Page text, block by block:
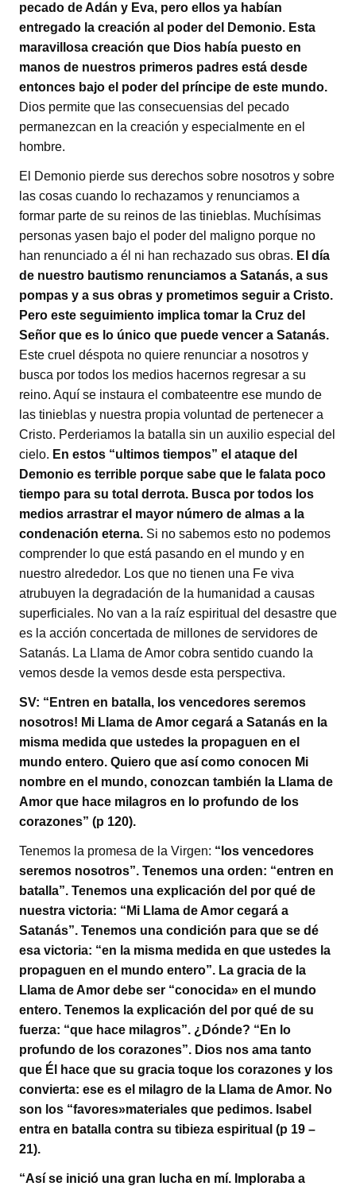
pecado de Adán y Eva, pero ellos ya habían
entregado la creación al poder del Demonio. Esta
maravillosa creación que Dios había puesto en
manos de nuestros primeros padres está desde
entonces bajo el poder del príncipe de este mundo.
Dios permite que las consecuensias del pecado
permanezcan en la creación y especialmente en el
hombre.
El Demonio pierde sus derechos sobre nosotros y sobre
las cosas cuando lo rechazamos y renunciamos a
formar parte de su reinos de las tinieblas. Muchísimas
personas yasen bajo el poder del maligno porque no
han renunciado a él ni han rechazado sus obras. El día
de nuestro bautismo renunciamos a Satanás, a sus
pompas y a sus obras y prometimos seguir a Cristo.
Pero este seguimiento implica tomar la Cruz del
Señor que es lo único que puede vencer a Satanás.
Este cruel déspota no quiere renunciar a nosotros y
busca por todos los medios hacernos regresar a su
reino. Aquí se instaura el combateentre ese mundo de
las tinieblas y nuestra propia voluntad de pertenecer a
Cristo. Perderiamos la batalla sin un auxilio especial del
cielo. En estos “ultimos tiempos” el ataque del
Demonio es terrible porque sabe que le falata poco
tiempo para su total derrota. Busca por todos los
medios arrastrar el mayor número de almas a la
condenación eterna. Si no sabemos esto no podemos
comprender lo que está pasando en el mundo y en
nuestro alrededor. Los que no tienen una Fe viva
atrubuyen la degradación de la humanidad a causas
superficiales. No van a la raíz espiritual del desastre que
es la acción concertada de millones de servidores de
Satanás. La Llama de Amor cobra sentido cuando la
vemos desde la vemos desde esta perspectiva.
SV: “Entren en batalla, los vencedores seremos
nosotros! Mi Llama de Amor cegará a Satanás en la
misma medida que ustedes la propaguen en el
mundo entero. Quiero que así como conocen Mi
nombre en el mundo, conozcan también la Llama de
Amor que hace milagros en lo profundo de los
corazones” (p 120).
Tenemos la promesa de la Virgen: “los vencedores
seremos nosotros”. Tenemos una orden: “entren en
batalla”. Tenemos una explicación del por qué de
nuestra victoria: “Mi Llama de Amor cegará a
Satanás”. Tenemos una condición para que se dé
esa victoria: “en la misma medida en que ustedes la
propaguen en el mundo entero”. La gracia de la
Llama de Amor debe ser “conocida» en el mundo
entero. Tenemos la explicación del por qué de su
fuerza: “que hace milagros”. ¿Dónde? “En lo
profundo de los corazones”. Dios nos ama tanto
que Él hace que su gracia toque los corazones y los
convierta: ese es el milagro de la Llama de Amor. No
son los “favores»materiales que pedimos. Isabel
entra en batalla contra su tibieza espiritual (p 19 –
21).
“Así se inició una gran lucha en mí. Imploraba a